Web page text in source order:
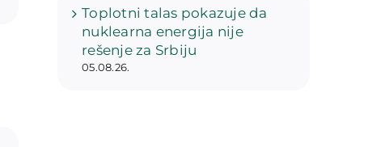
Toplotni talas pokazuje da
nuklearna energija nije
rešenje za Srbiju
05.08.26.